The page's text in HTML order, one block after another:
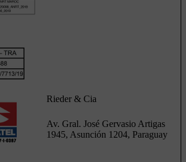
Rieder & Cia
Av. Gral. José Gervasio Artigas
1945, Asunción 1204, Paraguay